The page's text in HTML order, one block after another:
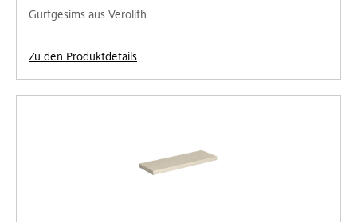
Gurtgesims aus Verolith
Zu den Produktdetails